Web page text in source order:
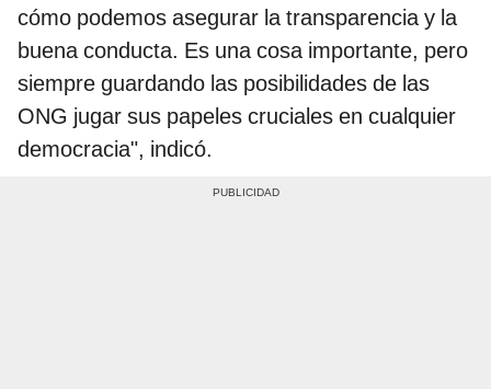
cómo podemos asegurar la transparencia y la
buena conducta. Es una cosa importante, pero
siempre guardando las posibilidades de las
ONG jugar sus papeles cruciales en cualquier
democracia", indicó.